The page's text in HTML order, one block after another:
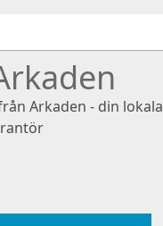
Arkaden - din lokala